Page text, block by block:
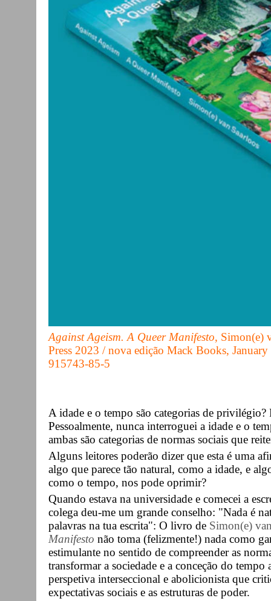
Against Ageism. A Queer Manifesto, Simon(e)
Press 2023 / nova edição Mack Books,
915743-85-5
A idade e o tempo são categorias de
Pessoalmente, nunca interroguei a idade e o
ambas são categorias de normas sociais que
Alguns leitores poderão dizer que esta é uma
algo que parece tão natural, como a idade, e
como o tempo, nos pode oprimir?
Quando estava na universidade e comecei a
colega deu-me um grande conselho: "Nada é
palavras na tua escrita": O livro de Simon(e)
Manifesto não toma (felizmente!) nada como
estimulante no sentido de compreender as
transformar a sociedade e a conceção do
perspetiva interseccional e abolicionista que
expectativas sociais e as estruturas de poder.